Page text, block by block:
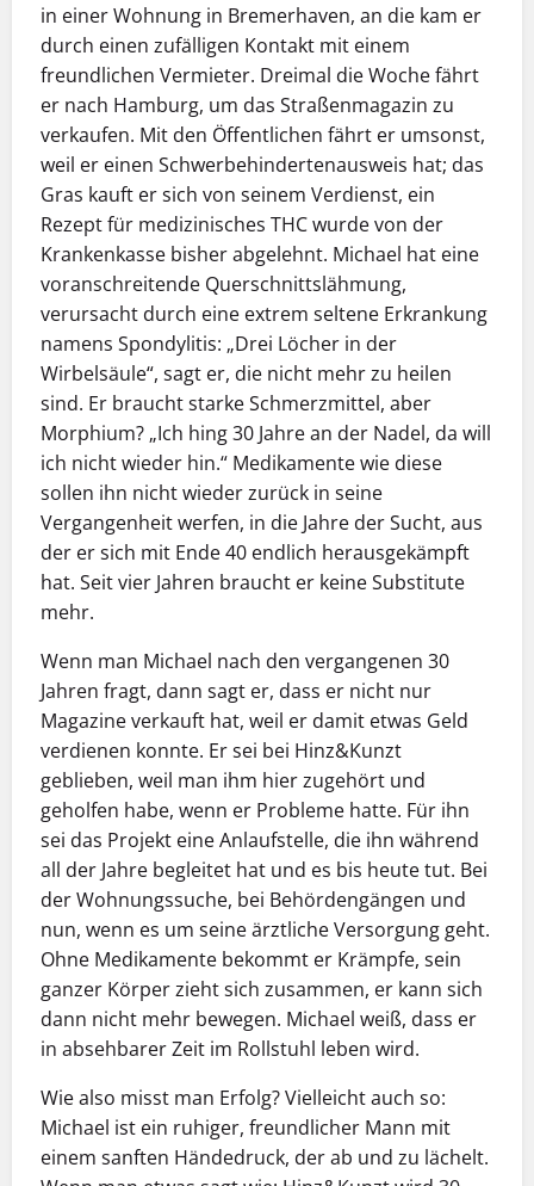
in ­einer Wohnung in Bremerhaven, an die kam er
durch einen zufälligen Kontakt mit einem
freundlichen Vermieter. Dreimal die Woche fährt
er nach Hamburg, um das Straßenmagazin zu
verkaufen. Mit den Öffentlichen fährt er umsonst,
weil er einen Schwerbehindertenausweis hat; das
Gras kauft er sich von seinem Verdienst, ein
Rezept für medizinisches THC wurde von der
Krankenkasse bisher abgelehnt. Michael hat eine
voranschreitende Querschnittslähmung,
verursacht durch eine extrem seltene Erkrankung
namens Spondylitis: „Drei Löcher in der
Wirbelsäule“, sagt er, die nicht mehr zu heilen
sind. Er braucht starke Schmerzmittel, aber
Morphium? „Ich hing 30 Jahre an der Nadel, da will
ich nicht wieder hin.“ Medikamente wie diese
sollen ihn nicht wieder zurück in seine
Vergangenheit werfen, in die Jahre der Sucht, aus
der er sich mit Ende 40 endlich herausgekämpft
hat. Seit vier Jahren braucht er keine Substitute
mehr.
Wenn man Michael nach den vergangenen 30
Jahren fragt, dann sagt er, dass er nicht nur
Magazine verkauft hat, weil er damit etwas Geld
verdienen konnte. Er sei bei Hinz&Kunzt
geblieben, weil man ihm hier zugehört und
geholfen habe, wenn er Probleme hatte. Für ihn
sei das ­Projekt eine Anlaufstelle, die ihn während
all der Jahre ­begleitet hat und es bis heute tut. Bei
der Wohnungssuche, bei Behördengängen und
nun, wenn es um seine ärztliche Versorgung geht.
Ohne Medikamente bekommt er Krämpfe, sein
ganzer Körper zieht sich zusammen, er kann sich
dann nicht mehr bewegen. Michael weiß, dass er
in absehbarer Zeit im Rollstuhl leben wird.
Wie also misst man Erfolg?Vielleicht auch so:
Michael ist ein ruhiger, freundlicher Mann mit
einem sanften Händedruck, der ab und zu lächelt.